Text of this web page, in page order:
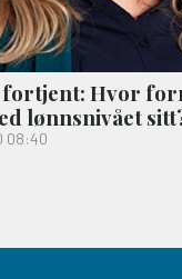
fortjent: Hvor
lønnsnivået
08:40